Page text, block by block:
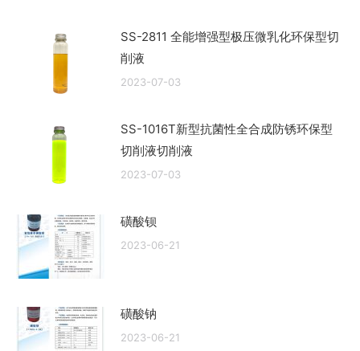
SS-2811 全能增强型极压微乳化环保型切
削液
2023-07-03
SS-1016T新型抗菌性全合成防锈环保型
切削液切削液
2023-07-03
磺酸钡
2023-06-21
磺酸钠
2023-06-21